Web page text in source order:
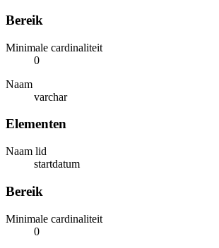
Bereik
Minimale cardinaliteit
0
Naam
varchar
Elementen
Naam lid
startdatum
Bereik
Minimale cardinaliteit
0